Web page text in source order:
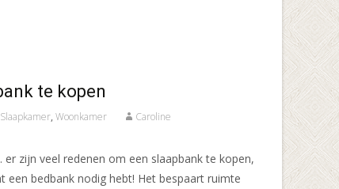
te kopen
Slaapkamer, Woonkamer Caroline
zijn veel redenen om een slaapbank te kopen,
bedbank nodig hebt! Het bespaart ruimte